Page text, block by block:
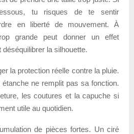
tu risques de te sentir
en liberté de mouvement. À
grande peut donner un effet
déséquilibrer la silhouette.
la protection réelle contre la pluie.
ne remplit pas sa fonction.
les coutures et la capuche si
utile au quotidien.
de pièces fortes. Un ciré